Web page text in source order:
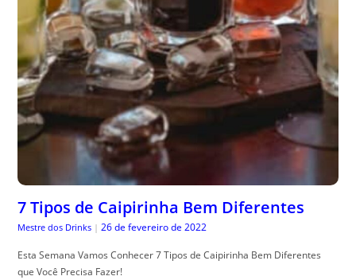
7 Tipos de Caipirinha Bem Diferentes
Mestre dos Drinks | 26 de fevereiro de 2022
Esta Semana Vamos Conhecer 7 Tipos de Caipirinha Bem Diferentes
que Você Precisa Fazer!